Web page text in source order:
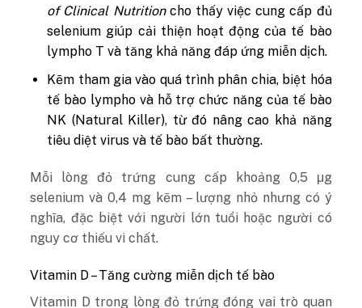
of Clinical Nutritioncho thấy việc cung cấp đủ
selenium giúp cải thiện hoạt động của tế bào
lympho T và tăng khả năng đáp ứng miễn dịch.
Kẽm tham gia vào quá trình phân chia, biệt hóa
tế bào lympho và hỗ trợ chức năng của tế bào
NK (Natural Killer), từ đó nâng cao khả năng
tiêu diệt virus và tế bào bất thường.
Mỗi lòng đỏ trứng cung cấp khoảng 0,5 μg
selenium và 0,4 mg kẽm – lượng nhỏ nhưng có ý
nghĩa, đặc biệt với người lớn tuổi hoặc người có
nguy cơ thiếu vi chất.
Vitamin D – Tăng cường miễn dịch tế bào
Vitamin D trong lòng đỏ trứng đóng vai trò quan